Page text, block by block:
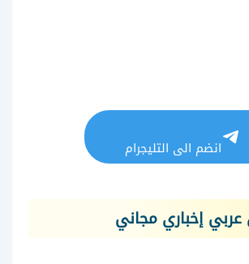
انضم الى التليجرام
إخباري مجاني